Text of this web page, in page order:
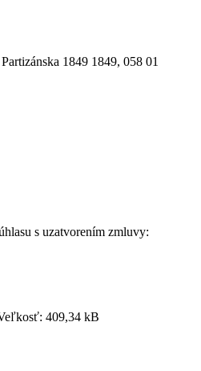
1849 1849, 058 01
s uzatvorením zmluvy:
409,34 kB